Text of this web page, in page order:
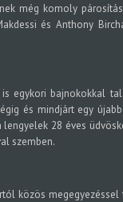
még komoly
és Anthony
egykori bajnokokkal
és mindjárt egy
28 éves
szemben.
közös